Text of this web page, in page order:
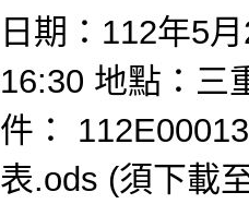
日期：112年5
16:30 地點：三
件：
表.ods (須下載